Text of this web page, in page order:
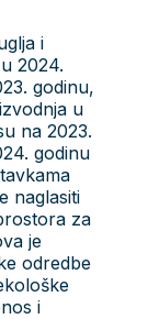
i
2024.
godinu,
u
na 2023.
godinu
naglasiti
za
je
odredbe
i